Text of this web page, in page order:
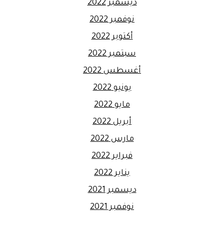
ديسمبر 2022
نوفمبر 2022
أكتوبر 2022
سبتمبر 2022
أغسطس 2022
يونيو 2022
مايو 2022
أبريل 2022
مارس 2022
فبراير 2022
يناير 2022
ديسمبر 2021
نوفمبر 2021